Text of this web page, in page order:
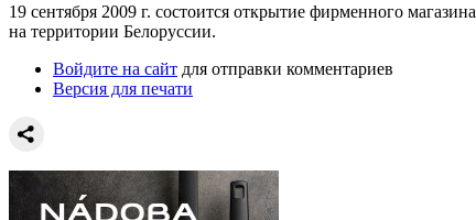
19 сентября 2009 г. состоится открытие фирменного магазина
на территории Белоруссии.
Войдите на сайт для отправки комментариев
Версия для печати